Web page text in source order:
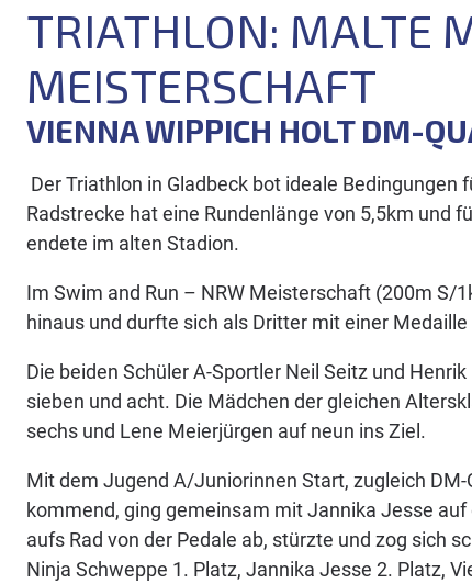
TRIATHLON: MALTE
MEISTERSCHAFT
VIENNA WIPPICH HOLT DM-
Der Triathlon in Gladbeck bot ideale
Radstrecke hat eine Rundenlänge von 5,5km und
endete im alten Stadion.
Im Swim and Run – NRW Meisterschaft (200m S/
hinaus und durfte sich als Dritter mit einer
Die beiden Schüler A-Sportler Neil Seitz und
sieben und acht. Die Mädchen der gleichen
sechs und Lene Meierjürgen auf neun ins Ziel.
Mit dem Jugend A/Juniorinnen Start, zugleich
kommend, ging gemeinsam mit Jannika Jesse
aufs Rad von der Pedale ab, stürzte und zog sich
Ninja Schweppe 1. Platz, Jannika Jesse 2. Platz,